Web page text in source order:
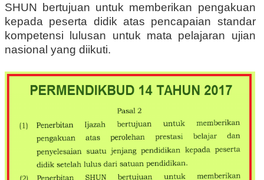
SHUN bertujuan untuk memberikan pengakuan
kepada peserta didik atas pencapaian standar
kompetensi lulusan untuk mata pelajaran ujian
nasional yang diikuti.